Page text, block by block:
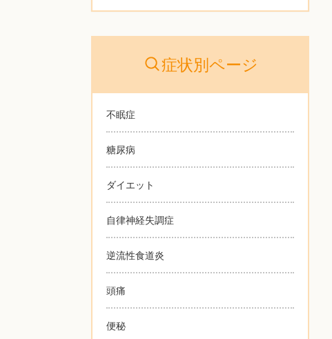
症状別ページ
不眠症
糖尿病
ダイエット
自律神経失調症
逆流性食道炎
頭痛
便秘